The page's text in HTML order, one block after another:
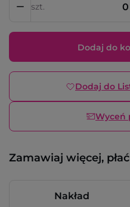
szt.
Dodaj do
Dodaj do
Wyceń
Zamawiaj więcej,
Nakład